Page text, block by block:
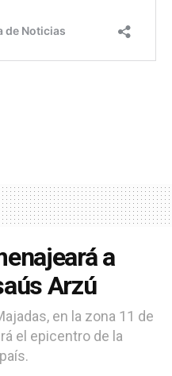
a
Arzú
en la zona 11 de
el epicentro de la